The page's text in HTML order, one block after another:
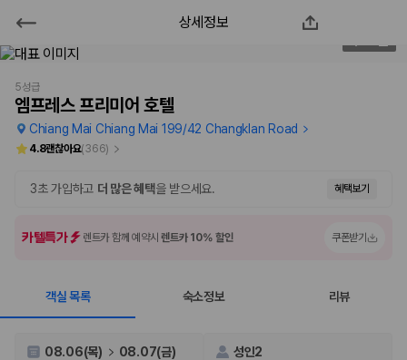
엠프레스 프리미어 호텔
2000만 이용고객이 선택한 제주 렌트카 가격비교 플랫폼
제주렌트카 가격비교는 카모아에서 한 번에
제주도 렌트카는 업체마다 차량 가격, 보험 조건, 면책금, 보상 한도, 인수
상세정보
5성급
엠프레스 프리미어 호텔
Chiang Mai Chiang Mai 199/42 Changklan Road
4.8괜찮아요(366)
3초 가입하고 더 많은 혜택을 받으세요. 혜택보기
카텔특가 렌트카 함께 예약시렌트카 10% 할인 쿠폰받기
객실 목록 숙소정보 리뷰
08.06(목) 08.07(금) 성인2